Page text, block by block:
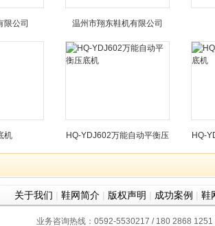
限公司 温州市翔东鞋机有限公司
机 HQ-YDJ602万能自动平衡压 HQ-
关于我们 | 鞋网简介 | 版权声明 | 成功案例 | 鞋
业务咨询热线：0592-5530217 / 180 2868 1251